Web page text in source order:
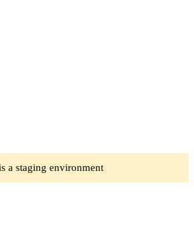
a staging environment